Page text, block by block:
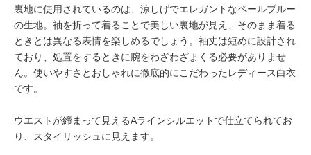
裏地に使用されているのは、涼しげでエレガントなペールブルー
の生地。袖を折って着ることで美しい裏地が見え、そのまま着る
ときとは異なる表情を楽しめるでしょう。袖丈は短めに設計され
ており、処置をするときに腕をわざわざまくる必要がありませ
ん。使いやすさとおしゃれに徹底的にこだわったレディース白衣
です。
ウエストが締まって見えるAラインシルエットで仕立てられてお
り、スタイリッシュに見えます。